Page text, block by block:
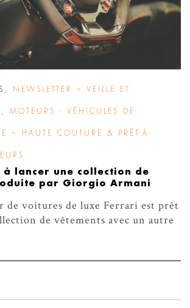
NEWSLETTER – VEILLE ET
MOTEURS - VÉHICULES DE
– HAUTE COUTURE & PRÊT-À-
lancer une collection de
par Giorgio Armani
de voitures de luxe Ferrari est prêt
de vêtements avec un autre